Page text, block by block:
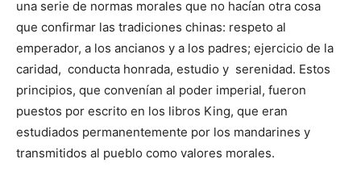
una serie de normas morales que no hacían otra cosa
que confirmar las tradiciones chinas: respeto al
emperador, a los ancianos y a los padres; ejercicio de la
caridad, conducta honrada, estudio y serenidad. Estos
principios, que convenían al poder imperial, fueron
puestos por escrito en los libros King, que eran
estudiados permanentemente por los mandarines y
transmitidos al pueblo como valores morales.